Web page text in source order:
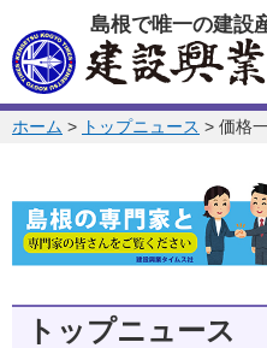
このページの本文へ
島根で唯一の建設
このページの位置:
ホーム > トップニュース > 価格
トップニュース